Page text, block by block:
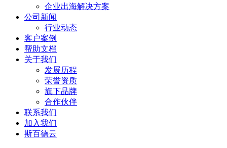
企业出海解决方案
公司新闻
行业动态
客户案例
帮助文档
关于我们
发展历程
荣誉资质
旗下品牌
合作伙伴
联系我们
加入我们
斯百德云